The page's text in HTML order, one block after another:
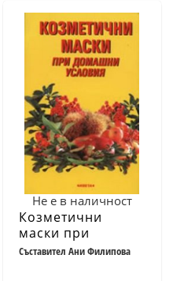
Не е в наличност
Козметични
маски при
домашни условия
Съставител Ани Филипова